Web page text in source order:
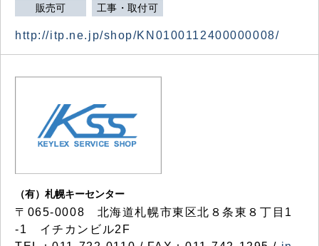
販売可 工事・取付可
http://itp.ne.jp/shop/KN0100112400000008/
（有）札幌キーセンター
〒065-0008 北海道札幌市東区北８条東８丁目1
-1 イチカンビル2F